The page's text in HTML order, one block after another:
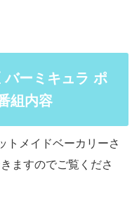
バーミキュラ ポ
組内容
トメイドベーカリーさ
ますのでご覧くださ